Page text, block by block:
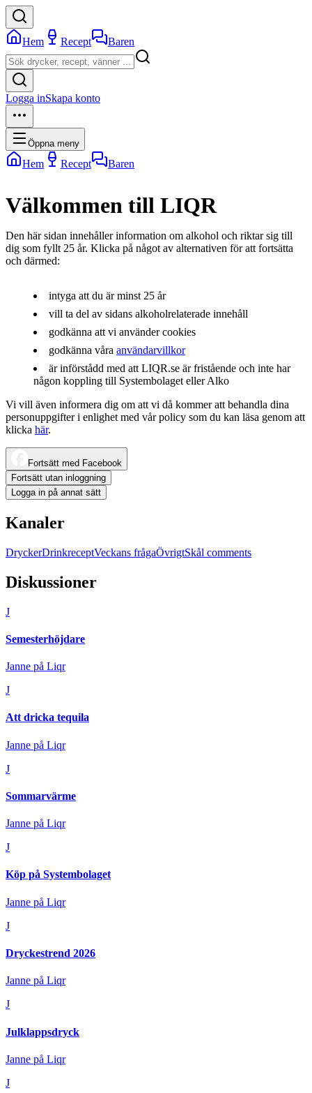
Hem Recept Baren
Logga inSkapa konto
Öppna meny
Hem Recept Baren
Välkommen till LIQR
Den här sidan innehåller information om alkohol och riktar sig till
dig som fyllt 25 år. Klicka på något av alternativen för att fortsätta
och därmed:
intyga att du är minst 25 år
vill ta del av sidans alkoholrelaterade innehåll
godkänna att vi använder cookies
godkänna våra användarvillkor
är införstådd med att LIQR.se är fristående och inte har
någon koppling till Systembolaget eller Alko
Vi vill även informera dig om att vi då kommer att behandla dina
personuppgifter i enlighet med vår policy som du kan läsa genom att
klicka här.
Fortsätt med Facebook
Fortsätt utan inloggning
Logga in på annat sätt
Kanaler
DryckerDrinkreceptVeckans frågaÖvrigtSkål comments
Diskussioner
J
Semesterhöjdare
Janne på Liqr
J
Att dricka tequila
Janne på Liqr
J
Sommarvärme
Janne på Liqr
J
Köp på Systembolaget
Janne på Liqr
J
Dryckestrend 2026
Janne på Liqr
J
Julklappsdryck
Janne på Liqr
J